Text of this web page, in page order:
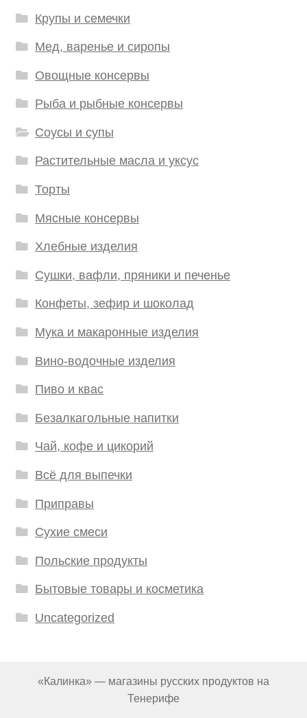
Крупы и семечки
Мед, варенье и сиропы
Овощные консервы
Рыба и рыбные консервы
Соусы и супы
Растительные масла и уксус
Торты
Мясные консервы
Хлебные изделия
Сушки, вафли, пряники и печенье
Конфеты, зефир и шоколад
Мука и макаронные изделия
Вино-водочные изделия
Пиво и квас
Безалкагольные напитки
Чай, кофе и цикорий
Всё для выпечки
Приправы
Сухие смеси
Польские продукты
Бытовые товары и косметика
Uncategorized
«Калинка» — магазины русских продуктов на
Тенерифе